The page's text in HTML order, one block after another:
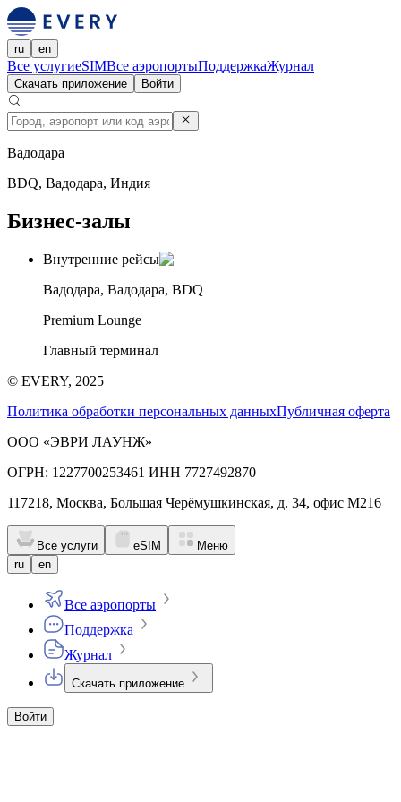
ru en
Все услугиeSIMВсе аэропортыПоддержкаЖурнал
Скачать приложение Войти
Вадодара
BDQ, Вадодара, Индия
Бизнес-залы
Внутренние рейсы
Вадодара, Вадодара, BDQ
Premium Lounge
Главный терминал
© EVERY, 2025
Политика обработки персональных данныхПубличная оферта
ООО «ЭВРИ ЛАУНЖ»
ОГРН: 1227700253461 ИНН 7727492870
117218, Москва, Большая Черёмушкинская, д. 34, офис М216
Все услуги eSIM
Меню
ru
en
Все аэропорты
Поддержка
Журнал
Скачать приложение
Войти